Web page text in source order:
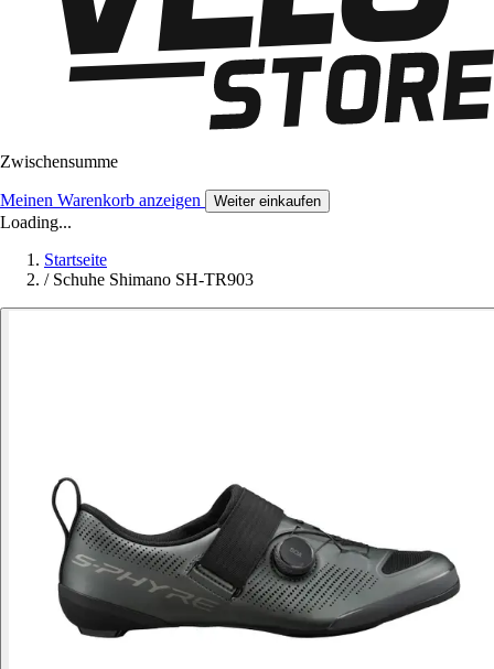
Zwischensumme
Meinen Warenkorb anzeigen Weiter einkaufen
Loading...
Startseite
/ Schuhe Shimano SH-TR903